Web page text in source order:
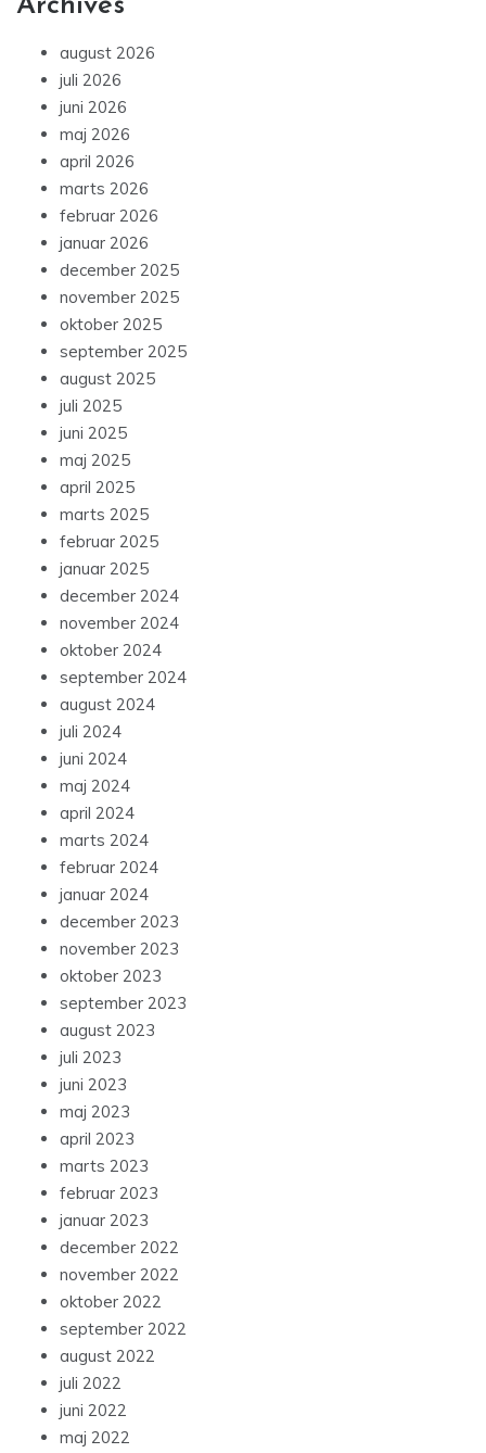
Archives
august 2026
juli 2026
juni 2026
maj 2026
april 2026
marts 2026
februar 2026
januar 2026
december 2025
november 2025
oktober 2025
september 2025
august 2025
juli 2025
juni 2025
maj 2025
april 2025
marts 2025
februar 2025
januar 2025
december 2024
november 2024
oktober 2024
september 2024
august 2024
juli 2024
juni 2024
maj 2024
april 2024
marts 2024
februar 2024
januar 2024
december 2023
november 2023
oktober 2023
september 2023
august 2023
juli 2023
juni 2023
maj 2023
april 2023
marts 2023
februar 2023
januar 2023
december 2022
november 2022
oktober 2022
september 2022
august 2022
juli 2022
juni 2022
maj 2022